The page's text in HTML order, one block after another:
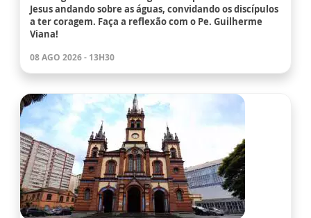
Jesus andando sobre as águas, convidando os discípulos
a ter coragem. Faça a reflexão com o Pe. Guilherme
Viana!
08 AGO 2026 - 13H30